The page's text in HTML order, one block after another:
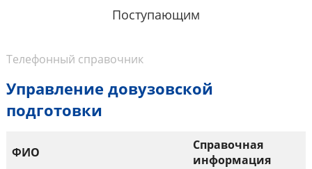
Поступающим
Телефонный справочник
Управление довузовской
подготовки
ФИО
Справочная
информация